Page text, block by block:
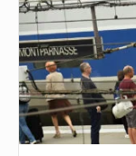
entraine
de
nombreux
retards
de
trains